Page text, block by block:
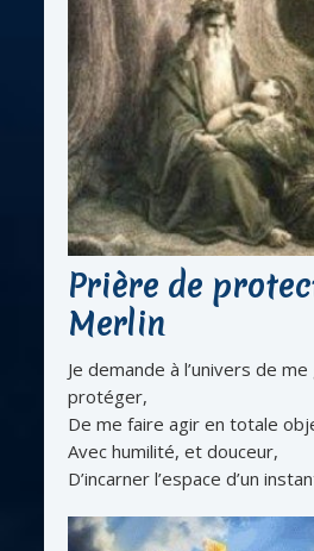
Prière de
Merlin
Je demande à l’univers de
protéger,
De me faire agir en totale
Avec humilité, et douceur,
D’incarner l’espace d’un